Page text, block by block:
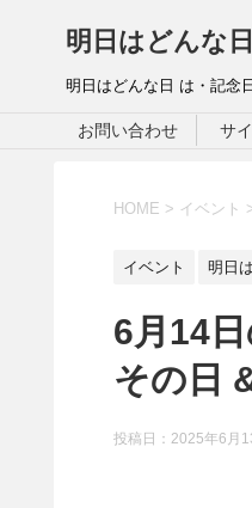
明日はどんな日
明日はどんな日 は・記念
お問い合わせ サ
HOME > イベント
イベント 明日
6月14
その日
投稿日：2025年6月